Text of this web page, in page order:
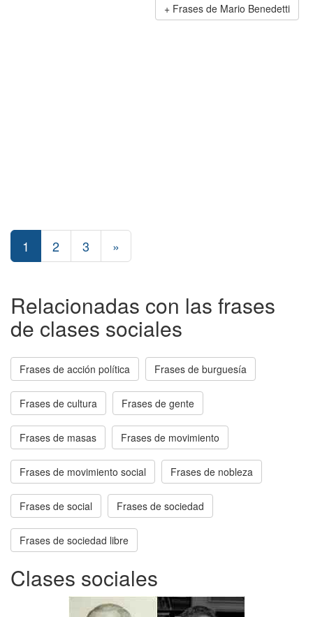
Frases de Mario Benedetti
1 2 3 »
Relacionadas con las frases
de clases sociales
Frases de acción política Frases de burguesía
Frases de cultura Frases de gente
Frases de masas Frases de movimiento
Frases de movimiento social Frases de nobleza
Frases de social Frases de sociedad
Frases de sociedad libre
Clases sociales